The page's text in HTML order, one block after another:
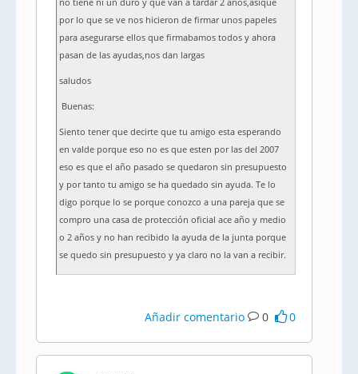
no tiene ni un duro y que van a tardar 2 años,asique
por lo que se ve nos hicieron de firmar unos papeles
para asegurarse ellos que firmabamos todos y ahora
pasan de las ayudas,nos dan largas
saludos
Buenas:
Siento tener que decirte que tu amigo esta esperando
en valde porque eso no es que esten por las del 2007
eso es que el año pasado se quedaron sin presupuesto
y por tanto tu amigo se ha quedado sin ayuda. Te lo
digo porque lo se porque conozco a una pareja que se
compro una casa de protección oficial ace año y medio
o 2 años y no han recibido la ayuda de la junta porque
se quedo sin presupuesto y ya claro no la van a recibir.
Añadir comentario 0 0